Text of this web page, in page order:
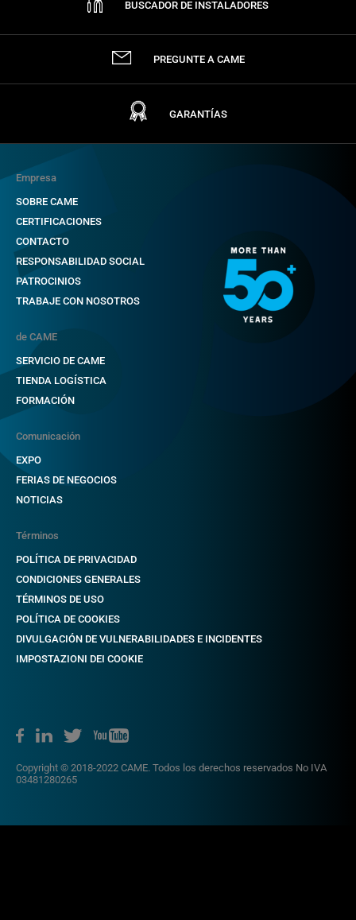
BUSCADOR DE INSTALADORES
PREGUNTE A CAME
GARANTÍAS
Empresa
SOBRE CAME
CERTIFICACIONES
CONTACTO
RESPONSABILIDAD SOCIAL
PATROCINIOS
TRABAJE CON NOSOTROS
de CAME
SERVICIO DE CAME
TIENDA LOGÍSTICA
FORMACIÓN
Comunicación
EXPO
FERIAS DE NEGOCIOS
NOTICIAS
Copyright © 2018-2022 CAME. Todos los derechos reservados No IVA
03481280265
Términos
POLÍTICA DE PRIVACIDAD
CONDICIONES GENERALES
TÉRMINOS DE USO
POLÍTICA DE COOKIES
DIVULGACIÓN DE VULNERABILIDADES E INCIDENTES
IMPOSTAZIONI DEI COOKIE